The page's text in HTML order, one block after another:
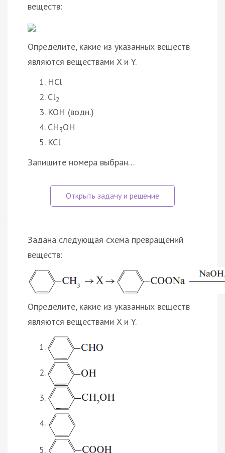
веществ:
Определите, какие из указанных веществ
являются веществами X и Y.
HCl
Cl2
KOH (водн.)
CH3OH
KCl
Запишите номера выбран…
Задана следующая схема превращений
веществ:
Определите, какие из указанных веществ
являются веществами X и Y.